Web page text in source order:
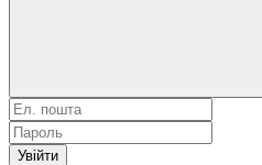
Увійти